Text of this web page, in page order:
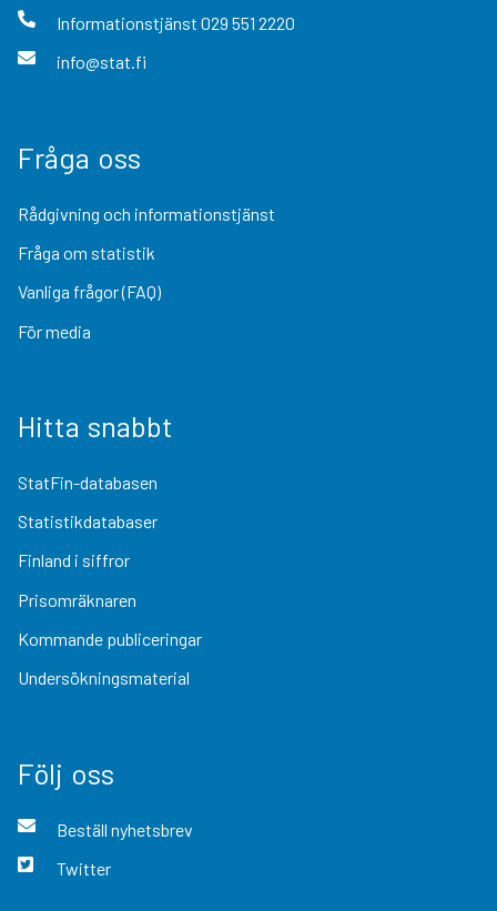
Informationstjänst 029 551 2220
info@stat.fi
Fråga oss
Rådgivning och informationstjänst
Fråga om statistik
Vanliga frågor (FAQ)
För media
Hitta snabbt
StatFin-databasen
Statistikdatabaser
Finland i siffror
Prisomräknaren
Kommande publiceringar
Undersökningsmaterial
Följ oss
Beställ nyhetsbrev
Twitter